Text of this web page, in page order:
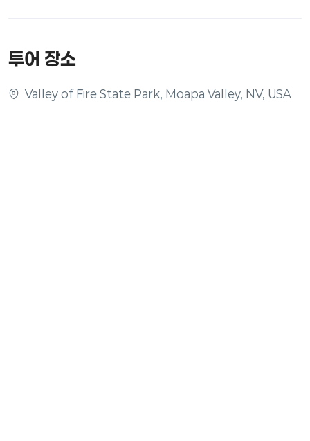
투어 장소
Valley of Fire State Park, Moapa Valley, NV, USA